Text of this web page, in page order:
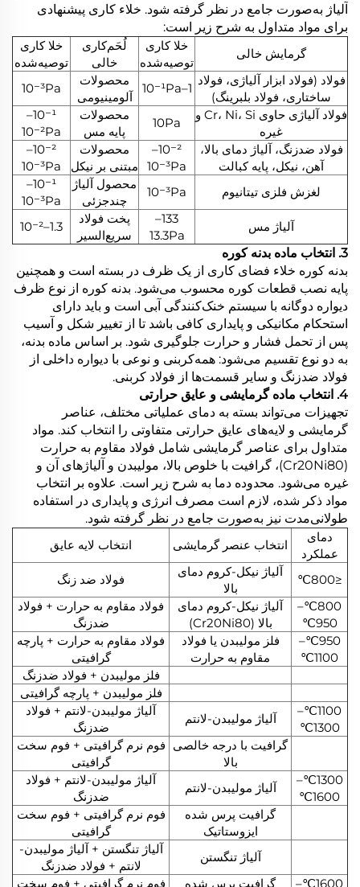
آلیاژ به‌صورت جامع در نظر گرفته شود. خلاء کاری پیشنهادی
برای مواد متداول به شرح زیر است:
گرمایش خالی
خلا کاری
توصیه‌شده
لُحَم‌کاری
خالی
خلا کاری
توصیه‌شده
فولاد (فولاد ابزار آلیاژی، فولاد
ساختاری، فولاد بلبرینگ)
1–10⁻¹Pa
محصولات
آلومینیومی
10⁻³Pa
فولاد آلیاژی حاوی Cr، Ni، Si و
غیره
10Pa
محصولات
پایه مس
10⁻¹–
10⁻²Pa
فولاد ضدزنگ، آلیاژ دمای بالا،
آهن، نیکل، پایه کبالت
10⁻²–
10⁻³Pa
محصولات
مبتنی بر نیکل
10⁻²–
10⁻³Pa
لغزش فلزی تیتانیوم
10⁻³Pa
محصول آلیاژ
چندجزئی
10⁻¹–
10⁻³Pa
آلیاژ مس
133–
13.3Pa
پخت فولاد
سریع‌السیر
1.3–10⁻²
3. انتخاب ماده بدنه کوره
بدنه کوره خلاء فضای کاری از یک ظرف در بسته است و همچنین
پایه نصب قطعات کوره محسوب می‌شود. بدنه کوره از نوع ظرف
دیواره دوگانه با سیستم خنک‌کنندگی آبی است و باید دارای
استحکام مکانیکی و پایداری کافی باشد تا از تغییر شکل و آسیب
پس از تحمل فشار و حرارت جلوگیری شود. بر اساس ماده بدنه،
به دو نوع تقسیم می‌شود: همه‌کربنی و نوعی با دیواره داخلی از
فولاد ضدزنگ و سایر قسمت‌ها از فولاد کربنی.
4. انتخاب ماده گرمایشی و عایق حرارتی
تجهیزات می‌تواند بسته به دمای عملیاتی مختلف، عناصر
گرمایشی و لایه‌های عایق حرارتی متفاوتی را انتخاب کند. مواد
متداول برای عناصر گرمایشی شامل فولاد مقاوم به حرارت
(Cr20Ni80)، گرافیت با خلوص بالا، مولیبدن و آلیاژهای آن و
غیره می‌شود. محدوده دما به شرح زیر است. علاوه بر انتخاب
مواد ذکر شده، لازم است مصرف انرژی و پایداری در استفاده
طولانی‌مدت نیز به‌صورت جامع در نظر گرفته شود.
دمای
عملکرد
انتخاب عنصر گرمایشی انتخاب لایه عایق
≤800℃
آلیاژ نیکل-کروم دمای
بالا
فولاد ضد زنگ
800℃–
950℃
آلیاژ نیکل-کروم دمای
بالا (Cr20Ni80)
فولاد مقاوم به حرارت + فولاد
ضدزنگ
950℃–
1100℃
فلز مولیبدن یا فولاد
مقاوم به حرارت
فولاد مقاوم به حرارت + پارچه
گرافیتی
فلز مولیبدن + فولاد ضدزنگ
فلز مولیبدن + پارچه گرافیتی
1100℃–
1300℃
آلیاژ مولیبدن-لانتم
آلیاژ مولیبدن-لانتم + فولاد
ضدزنگ
گرافیت با درجه خالصی
بالا
فوم نرم گرافیتی + فوم سخت
گرافیتی
1300℃–
1600℃
آلیاژ مولیبدن-لانتم
آلیاژ مولیبدن-لانتم + فولاد
ضدزنگ
گرافیت پرس شده
ایزوستاتیک
فوم نرم گرافیتی + فوم سخت
گرافیتی
آلیاژ تنگستن
آلیاژ تنگستن + آلیاژ مولیبدن-
لانتم + فولاد ضدزنگ
1600℃–
گرافیت پرس شده فوم نرم گرافیتی + فوم سخت